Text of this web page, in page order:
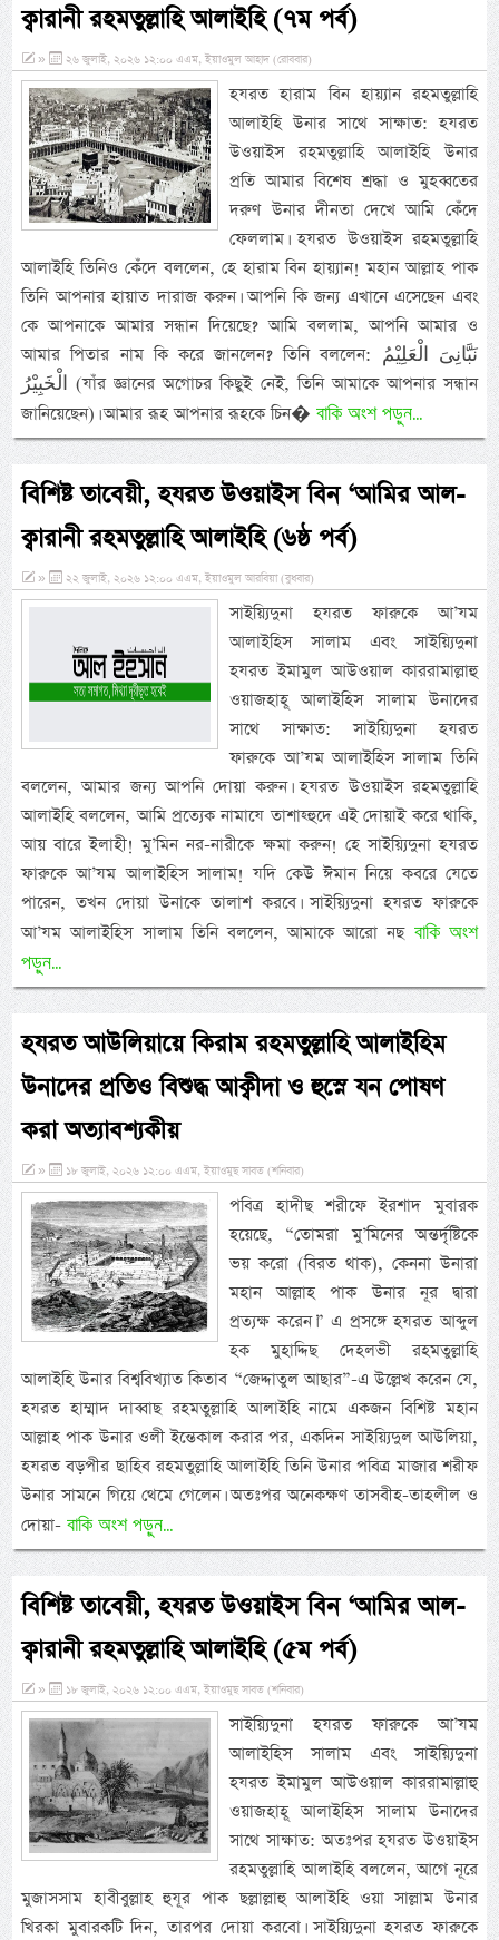
ক্বারানী রহমতুল্লাহি আলাইহি (৭ম পর্ব)
» ২৬ জুলাই, ২০২৬ ১২:০০ এএম, ইয়াওমুল আহাদ (রোববার)
হযরত হারাম বিন হায়্যান রহমতুল্লাহি
আলাইহি উনার সাথে সাক্ষাত: হযরত
উওয়াইস রহমতুল্লাহি আলাইহি উনার
প্রতি আমার বিশেষ শ্রদ্ধা ও মুহব্বতের
দরুণ উনার দীনতা দেখে আমি কেঁদে
ফেললাম। হযরত উওয়াইস রহমতুল্লাহি
আলাইহি তিনিও কেঁদে বললেন, হে হারাম বিন হায়্যান! মহান আল্লাহ পাক
তিনি আপনার হায়াত দারাজ করুন। আপনি কি জন্য এখানে এসেছেন এবং
কে আপনাকে আমার সন্ধান দিয়েছে? আমি বললাম, আপনি আমার ও
আমার পিতার নাম কি করে জানলেন? তিনি বললেন: نَبَّانِىَ الْعَلِيْمُ
الْخَبِيْرُ (যাঁর জ্ঞানের অগোচর কিছুই নেই, তিনি আমাকে আপনার সন্ধান
জানিয়েছেন)। আমার রূহ আপনার রূহকে চিন�বাকি অংশ পড়ুন...
বিশিষ্ট তাবেয়ী, হযরত উওয়াইস বিন ‘আমির আল-
ক্বারানী রহমতুল্লাহি আলাইহি (৬ষ্ঠ পর্ব)
» ২২ জুলাই, ২০২৬ ১২:০০ এএম, ইয়াওমুল আরবিয়া (বুধবার)
সাইয়্যিদুনা হযরত ফারুকে আ’যম
আলাইহিস সালাম এবং সাইয়্যিদুনা
হযরত ইমামুল আউওয়াল কাররামাল্লাহু
ওয়াজহাহূ আলাইহিস সালাম উনাদের
সাথে সাক্ষাত: সাইয়্যিদুনা হযরত
ফারুকে আ’যম আলাইহিস সালাম তিনি
বললেন, আমার জন্য আপনি দোয়া করুন। হযরত উওয়াইস রহমতুল্লাহি
আলাইহি বললেন, আমি প্রত্যেক নামাযে তাশাহ্হুদে এই দোয়াই করে থাকি,
আয় বারে ইলাহী! মু’মিন নর-নারীকে ক্ষমা করুন! হে সাইয়্যিদুনা হযরত
ফারুকে আ’যম আলাইহিস সালাম! যদি কেউ ঈমান নিয়ে কবরে যেতে
পারেন, তখন দোয়া উনাকে তালাশ করবে। সাইয়্যিদুনা হযরত ফারুকে
আ’যম আলাইহিস সালাম তিনি বললেন, আমাকে আরো নছ বাকি অংশ
পড়ুন...
হযরত আউলিয়ায়ে কিরাম রহমতুল্লাহি আলাইহিম
উনাদের প্রতিও বিশুদ্ধ আক্বীদা ও হুস্নে যন পোষণ
করা অত্যাবশ্যকীয়
» ১৮ জুলাই, ২০২৬ ১২:০০ এএম, ইয়াওমুছ সাবত (শনিবার)
পবিত্র হাদীছ শরীফে ইরশাদ মুবারক
হয়েছে, “তোমরা মু’মিনের অন্তর্দৃষ্টিকে
ভয় করো (বিরত থাক), কেননা উনারা
মহান আল্লাহ পাক উনার নূর দ্বারা
প্রত্যক্ষ করেন।” এ প্রসঙ্গে হযরত আব্দুল
হক মুহাদ্দিছ দেহলভী রহমতুল্লাহি
আলাইহি উনার বিশ্ববিখ্যাত কিতাব “জেদ্দাতুল আছার”-এ উল্লেখ করেন যে,
হযরত হাম্মাদ দাব্বাছ রহমতুল্লাহি আলাইহি নামে একজন বিশিষ্ট মহান
আল্লাহ পাক উনার ওলী ইন্তেকাল করার পর, একদিন সাইয়্যিদুল আউলিয়া,
হযরত বড়পীর ছাহিব রহমতুল্লাহি আলাইহি তিনি উনার পবিত্র মাজার শরীফ
উনার সামনে গিয়ে থেমে গেলেন। অতঃপর অনেকক্ষণ তাসবীহ-তাহলীল ও
দোয়া-বাকি অংশ পড়ুন...
বিশিষ্ট তাবেয়ী, হযরত উওয়াইস বিন ‘আমির আল-
ক্বারানী রহমতুল্লাহি আলাইহি (৫ম পর্ব)
» ১৮ জুলাই, ২০২৬ ১২:০০ এএম, ইয়াওমুছ সাবত (শনিবার)
সাইয়্যিদুনা হযরত ফারুকে আ’যম
আলাইহিস সালাম এবং সাইয়্যিদুনা
হযরত ইমামুল আউওয়াল কাররামাল্লাহু
ওয়াজহাহূ আলাইহিস সালাম উনাদের
সাথে সাক্ষাত: অতঃপর হযরত উওয়াইস
রহমতুল্লাহি আলাইহি বললেন, আগে নূরে
মুজাসসাম হাবীবুল্লাহ হুযূর পাক ছল্লাল্লাহু আলাইহি ওয়া সাল্লাম উনার
খিরকা মুবারকটি দিন, তারপর দোয়া করবো। সাইয়্যিদুনা হযরত ফারুকে